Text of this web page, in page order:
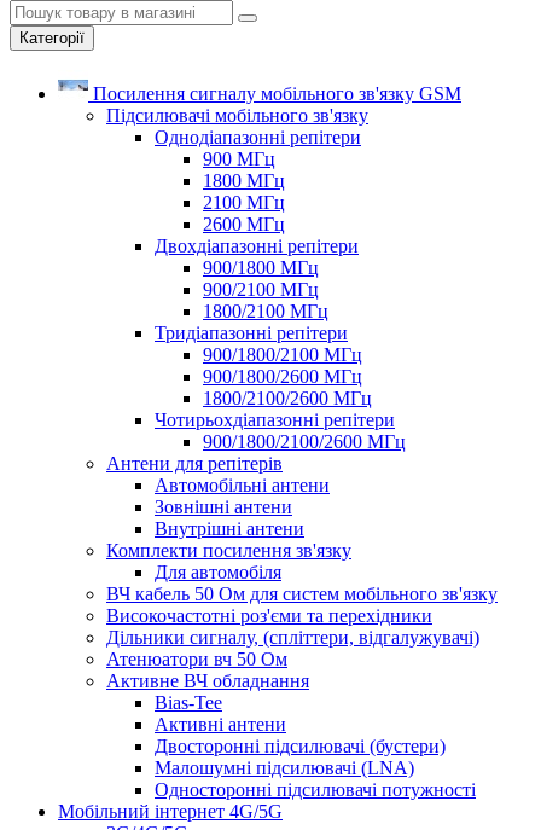
Категорії
Посилення сигналу мобільного зв'язку GSM
Підсилювачі мобільного зв'язку
Однодіапазонні репітери
900 МГц
1800 МГц
2100 МГц
2600 МГц
Двохдіапазонні репітери
900/1800 МГц
900/2100 МГц
1800/2100 МГц
Тридіапазонні репітери
900/1800/2100 МГц
900/1800/2600 МГц
1800/2100/2600 МГц
Чотирьохдіапазонні репітери
900/1800/2100/2600 МГц
Антени для репітерів
Автомобільні антени
Зовнішні антени
Внутрішні антени
Комплекти посилення зв'язку
Для автомобіля
ВЧ кабель 50 Ом для систем мобільного зв'язку
Високочастотні роз'єми та перехідники
Дільники сигналу, (спліттери, відгалужувачі)
Атенюатори вч 50 Ом
Активне ВЧ обладнання
Bias-Tee
Активні антени
Двосторонні підсилювачі (бустери)
Малошумні підсилювачі (LNA)
Односторонні підсилювачі потужності
Мобільний інтернет 4G/5G